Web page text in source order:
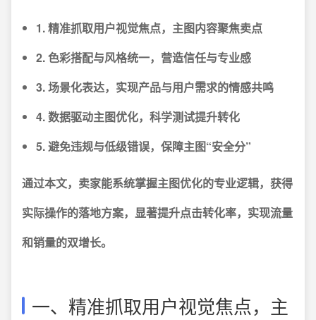
1. 精准抓取用户视觉焦点，主图内容聚焦卖点
2. 色彩搭配与风格统一，营造信任与专业感
3. 场景化表达，实现产品与用户需求的情感共鸣
4. 数据驱动主图优化，科学测试提升转化
5. 避免违规与低级错误，保障主图“安全分”
通过本文，卖家能系统掌握主图优化的专业逻辑，获得
实际操作的落地方案，显著提升点击转化率，实现流量
和销量的双增长。
一、精准抓取用户视觉焦点，主